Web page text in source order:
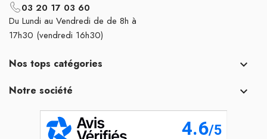
03 20 17 03 60
Du Lundi au Vendredi de de 8h à
17h30 (vendredi 16h30)
Nos tops catégories 
Notre société 